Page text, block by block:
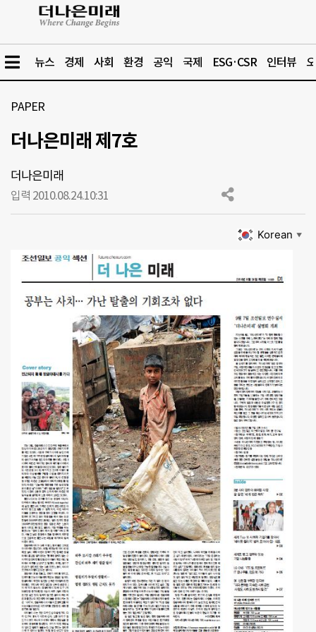
뉴스 경제 사회 환경 공익 국제 ESG·CSR 인터뷰
PAPER
더나은미래 제7호
더나은미래
입력 2010.08.24.10:31
Korean ▼